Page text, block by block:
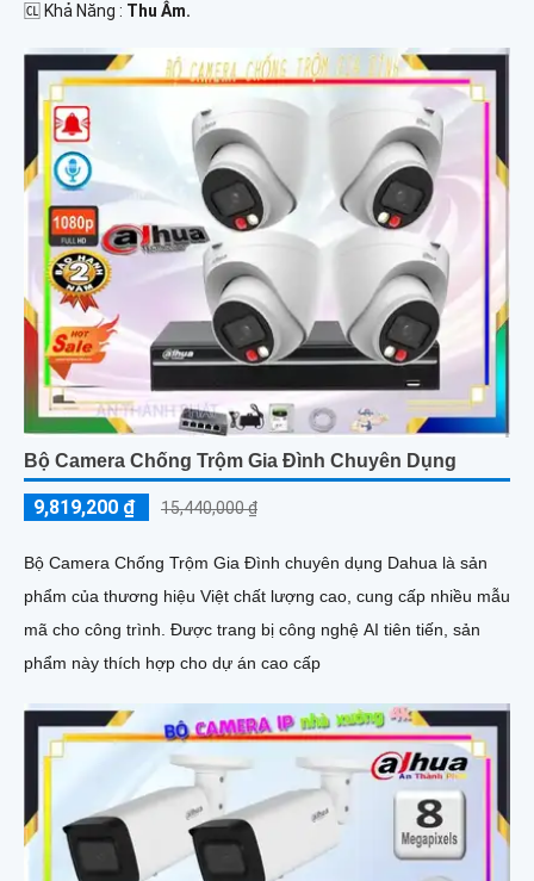
️🆑 Khả Năng : Thu Âm.
Bộ Camera Chống Trộm Gia Đình Chuyên Dụng
9,819,200 ₫ 15,440,000 ₫
Bộ Camera Chống Trộm Gia Đình chuyên dụng Dahua là sản
phẩm của thương hiệu Việt chất lượng cao, cung cấp nhiều mẫu
mã cho công trình. Được trang bị công nghệ AI tiên tiến, sản
phẩm này thích hợp cho dự án cao cấp